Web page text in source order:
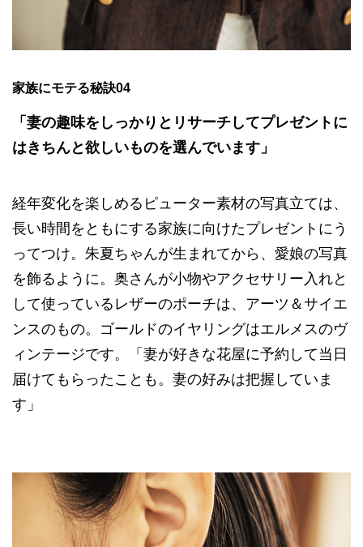
家族にモテる秘訣04
「妻の趣味をしっかりとリサーチしてプレゼントに
はきちんと欲しいものを選んでいます」
経年変化を楽しめるピューター素材の写真立ては、
長い時間をともにする家族に向けたプレゼントにう
ってつけ。朱夏ちゃんが生まれてから、愛娘の写真
を飾るように。奥さんが小物やアクセサリー入れと
して使っているレザーのポーチは、アーツ＆サイエ
ンスのもの。ゴールドのイヤリングはエルメスのヴ
ィンテージです。「妻が好きな花屋に予約して当日
届けてもらったことも。妻の好みは把握していま
す」